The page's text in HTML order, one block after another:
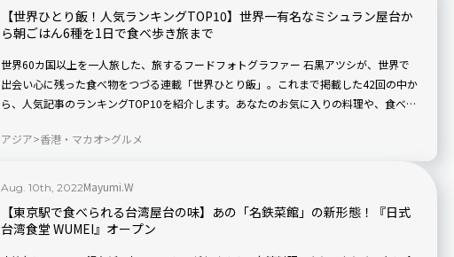
復便、乗継便含む）。2023年3月13日時点の検索結果に基づいており、価格は随時変動
しています。
【世界ひとり飯！人気ランキングTOP10】世界一有名なミシュラン屋台か
ら朝ごはん6種を1日で食べ歩き旅まで
世界60カ国以上を一人旅した、旅するフードフォトグラファー 石黒アツシが、世界で
出会い心に残った食べ物をつづる連載「世界ひとり飯」。これまで掲載した42回の中か
ら、人気記事のランキングTOP10を紹介します。あなたのお気に入りの料理や、食べて
アジア 香港・マカオ グルメ
Aug. 10th, 2022Mayumi.W
【東京駅で食べられる台湾屋台の味】あの「名鉄菜館」の新形態！『日式
台湾食堂 WUMEI』オープン